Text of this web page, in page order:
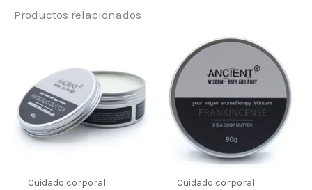
Sé el primero en valorar
“Loción para manos y cuerpo
de salvia esclarea y lavanda
250 ml”
Debesaccederpara publicar una
valoración.
Productos relacionados
Cuidado corporal Cuidado corporal